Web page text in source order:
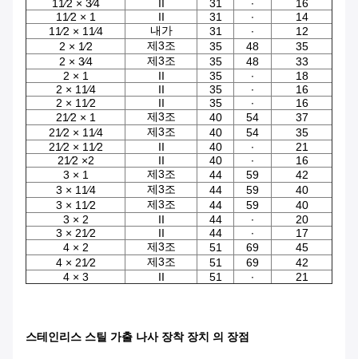
11⁄2 × 3⁄4
II 31 ∙
16
11⁄2 × 1
II 31 ∙
14
11⁄2 × 11⁄4
내가 31 ∙
12
2 × 1⁄2
제3조 35 48
35
2 × 3⁄4
제3조 35 48
33
2 × 1
II 35 ∙
18
2 × 11⁄4
II 35 ∙
16
2 × 11⁄2
II 35 ∙
16
21⁄2 × 1
제3조 40 54
37
21⁄2 × 11⁄4
제3조 40 54
35
21⁄2 × 11⁄2
II 40 ∙
21
21⁄2 ×2
II 40 ∙
16
3 × 1
제3조 44 59
42
3 × 11⁄4
제3조 44 59
40
3 × 11⁄2
제3조 44 59
40
3 × 2
II 44 ∙
20
3 × 21⁄2
II 44 ∙
17
4 × 2
제3조 51 69
45
4 × 21⁄2
제3조 51 69
42
4 × 3
II 51 ∙ 21
스테인리스 스틸 가출 나사 장착 장치 의 장점